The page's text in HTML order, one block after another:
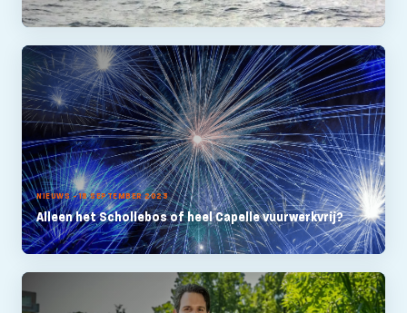
NIEUWS - 18 SEPTEMBER 2023
Alleen het Schollebos of heel Capelle vuurwerkvrij?